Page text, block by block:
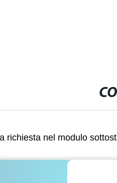
richiesta nel modulo